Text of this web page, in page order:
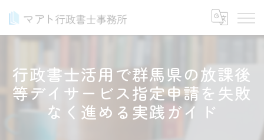
行政書士活用で群馬県の放課後
等デイサービス指定申請を失敗
なく進める実践ガイド